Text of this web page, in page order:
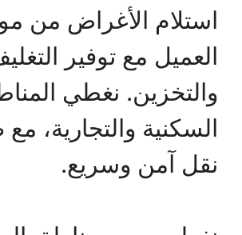
استلام الأغراض من
العميل مع توفير
والتخزين. نغطي
السكنية والتجارية،
نقل آمن وسريع.